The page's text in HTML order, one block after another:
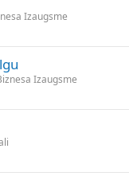
Izaugsme
Izaugsme